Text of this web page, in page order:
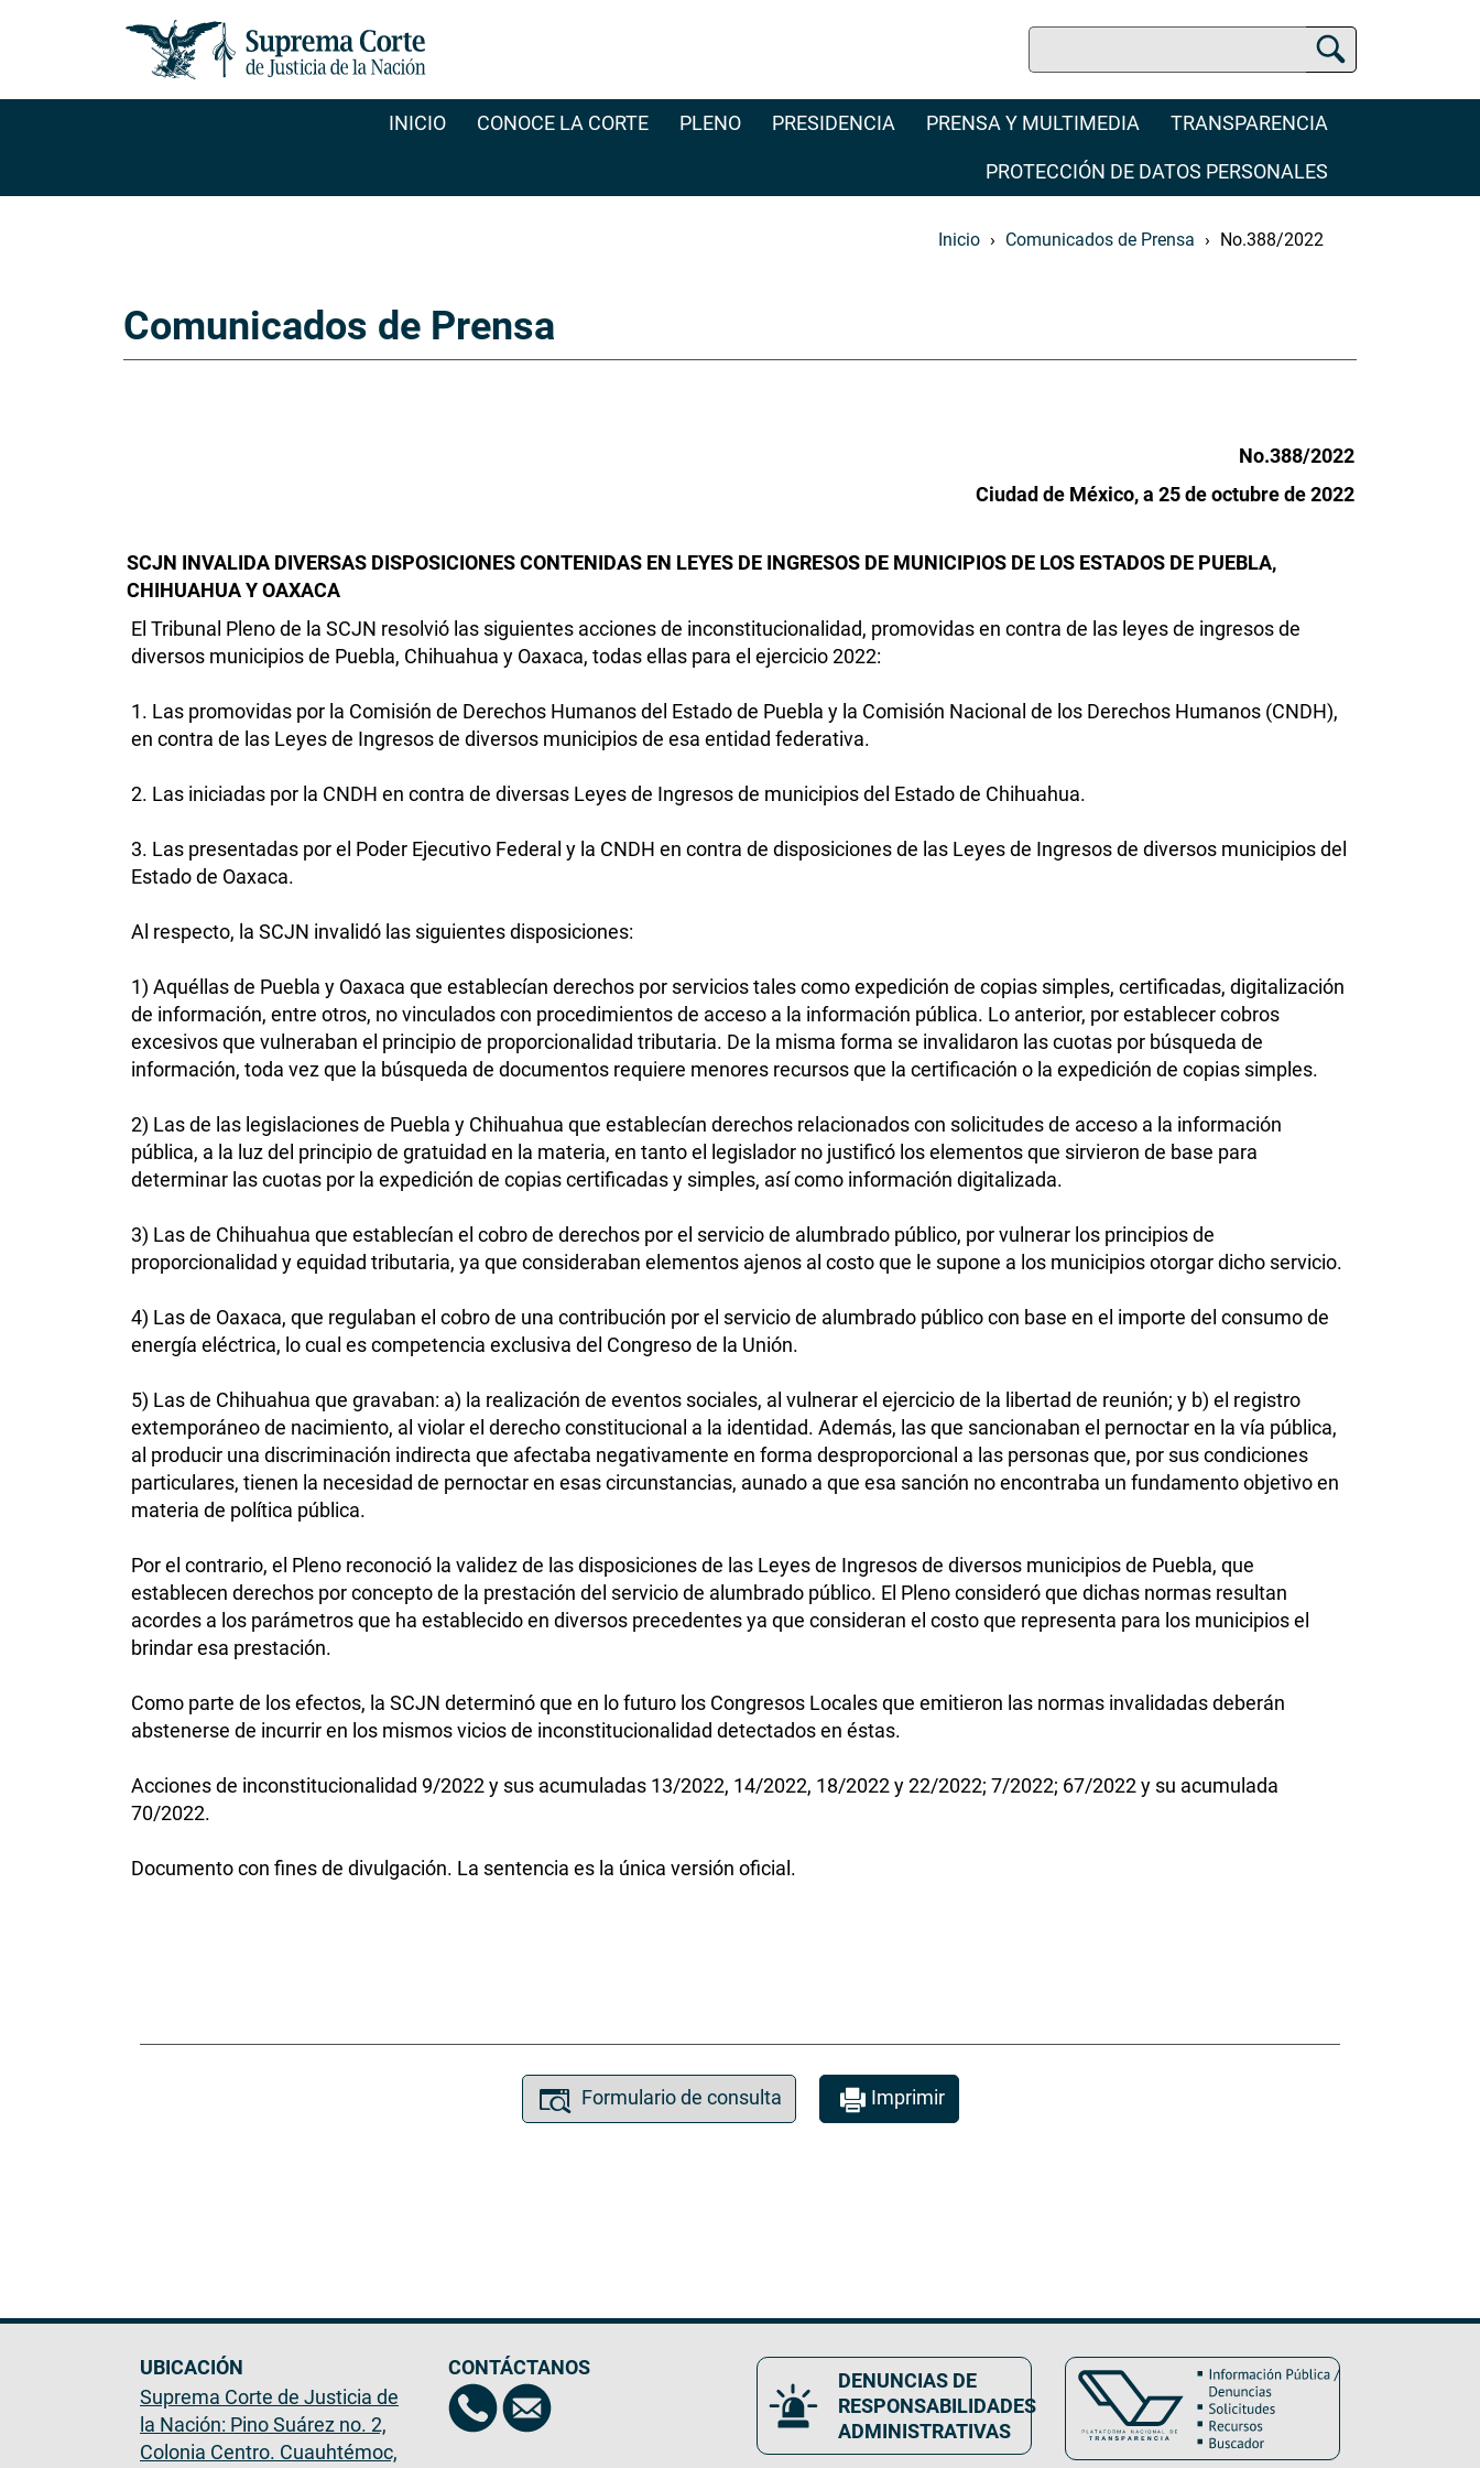
INICIO CONOCE LA CORTE PLENO PRESIDENCIA PRENSA Y MULTIMEDIA TRANSPARENCIA
PROTECCIÓN DE DATOS PERSONALES
Inicio Comunicados de Prensa No.388/2022
Comunicados de Prensa
No.388/2022
Ciudad de México, a 25 de octubre de 2022
SCJN INVALIDA DIVERSAS DISPOSICIONES CONTENIDAS EN LEYES DE INGRESOS DE MUNICIPIOS DE LOS ESTADOS DE PUEBLA,
CHIHUAHUA Y OAXACA
El Tribunal Pleno de la SCJN resolvió las siguientes acciones de inconstitucionalidad, promovidas en contra de las leyes de ingresos de
diversos municipios de Puebla, Chihuahua y Oaxaca, todas ellas para el ejercicio 2022:
1. Las promovidas por la Comisión de Derechos Humanos del Estado de Puebla y la Comisión Nacional de los Derechos Humanos (CNDH),
en contra de las Leyes de Ingresos de diversos municipios de esa entidad federativa.
2. Las iniciadas por la CNDH en contra de diversas Leyes de Ingresos de municipios del Estado de Chihuahua.
3. Las presentadas por el Poder Ejecutivo Federal y la CNDH en contra de disposiciones de las Leyes de Ingresos de diversos municipios del
Estado de Oaxaca.
Al respecto, la SCJN invalidó las siguientes disposiciones:
1) Aquéllas de Puebla y Oaxaca que establecían derechos por servicios tales como expedición de copias simples, certificadas, digitalización
de información, entre otros, no vinculados con procedimientos de acceso a la información pública. Lo anterior, por establecer cobros
excesivos que vulneraban el principio de proporcionalidad tributaria. De la misma forma se invalidaron las cuotas por búsqueda de
información, toda vez que la búsqueda de documentos requiere menores recursos que la certificación o la expedición de copias simples.
2) Las de las legislaciones de Puebla y Chihuahua que establecían derechos relacionados con solicitudes de acceso a la información
pública, a la luz del principio de gratuidad en la materia, en tanto el legislador no justificó los elementos que sirvieron de base para
determinar las cuotas por la expedición de copias certificadas y simples, así como información digitalizada.
3) Las de Chihuahua que establecían el cobro de derechos por el servicio de alumbrado público, por vulnerar los principios de
proporcionalidad y equidad tributaria, ya que consideraban elementos ajenos al costo que le supone a los municipios otorgar dicho servicio.
4) Las de Oaxaca, que regulaban el cobro de una contribución por el servicio de alumbrado público con base en el importe del consumo de
energía eléctrica, lo cual es competencia exclusiva del Congreso de la Unión.
5) Las de Chihuahua que gravaban: a) la realización de eventos sociales, al vulnerar el ejercicio de la libertad de reunión; y b) el registro
extemporáneo de nacimiento, al violar el derecho constitucional a la identidad. Además, las que sancionaban el pernoctar en la vía pública,
al producir una discriminación indirecta que afectaba negativamente en forma desproporcional a las personas que, por sus condiciones
particulares, tienen la necesidad de pernoctar en esas circunstancias, aunado a que esa sanción no encontraba un fundamento objetivo en
materia de política pública.
Por el contrario, el Pleno reconoció la validez de las disposiciones de las Leyes de Ingresos de diversos municipios de Puebla, que
establecen derechos por concepto de la prestación del servicio de alumbrado público. El Pleno consideró que dichas normas resultan
acordes a los parámetros que ha establecido en diversos precedentes ya que consideran el costo que representa para los municipios el
brindar esa prestación.
Como parte de los efectos, la SCJN determinó que en lo futuro los Congresos Locales que emitieron las normas invalidadas deberán
abstenerse de incurrir en los mismos vicios de inconstitucionalidad detectados en éstas.
Acciones de inconstitucionalidad 9/2022 y sus acumuladas 13/2022, 14/2022, 18/2022 y 22/2022; 7/2022; 67/2022 y su acumulada
70/2022.
Documento con fines de divulgación. La sentencia es la única versión oficial.
Formulario de consulta Imprimir
UBICACIÓN
Suprema Corte de Justicia de
la Nación: Pino Suárez no. 2,
Colonia Centro. Cuauhtémoc,
CONTÁCTANOS
DENUNCIAS DE
RESPONSABILIDADES
ADMINISTRATIVAS